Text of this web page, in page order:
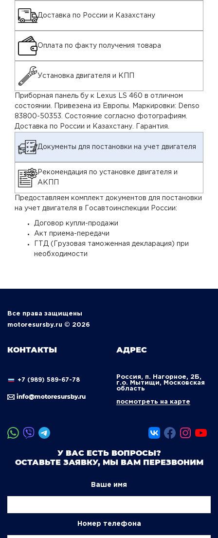
Доставка по России и Казахстану
Оплата по факту получения товара
Установка двигателя и КПП
Приборная панель бу к Lexus LS 460 в отличном
состоянии. Привезена из Европы. Маркировки: Denso
83800-50353. Состояние согласно фотографиям.
Доставка по России и Казахстану. Гарантия.
Документы для постановки на учет двигателя
Рекомендация по установке двигателя и
АКПП
Предоставляем комплект документов для постановки
на учет двигателя в Госавтоинспекции России:
Договор купли-продажи
Акт приема-передачи
ГТД (Грузовая таможенная декларация) при
необходимости
Все права защищены
motoresursby.ru © 2026
КОНТАКТЫ
+7 (989) 589-67-78
info@motoresursby.ru
АДРЕС
Россия, п. Нагорное, 2Б,
г.о. Мытищи, Московская
область
посмотреть на карте
У ВАС ЕСТЬ ВОПРОСЫ?
ОСТАВЬТЕ ЗАЯВКУ, МЫ ВАМ ПЕРЕЗВОНИМ
Ваше имя
Номер телефона